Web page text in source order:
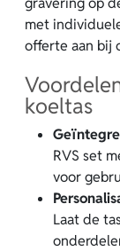
met
offerte aan bij
koeltas
RVS set
voor
Laat de